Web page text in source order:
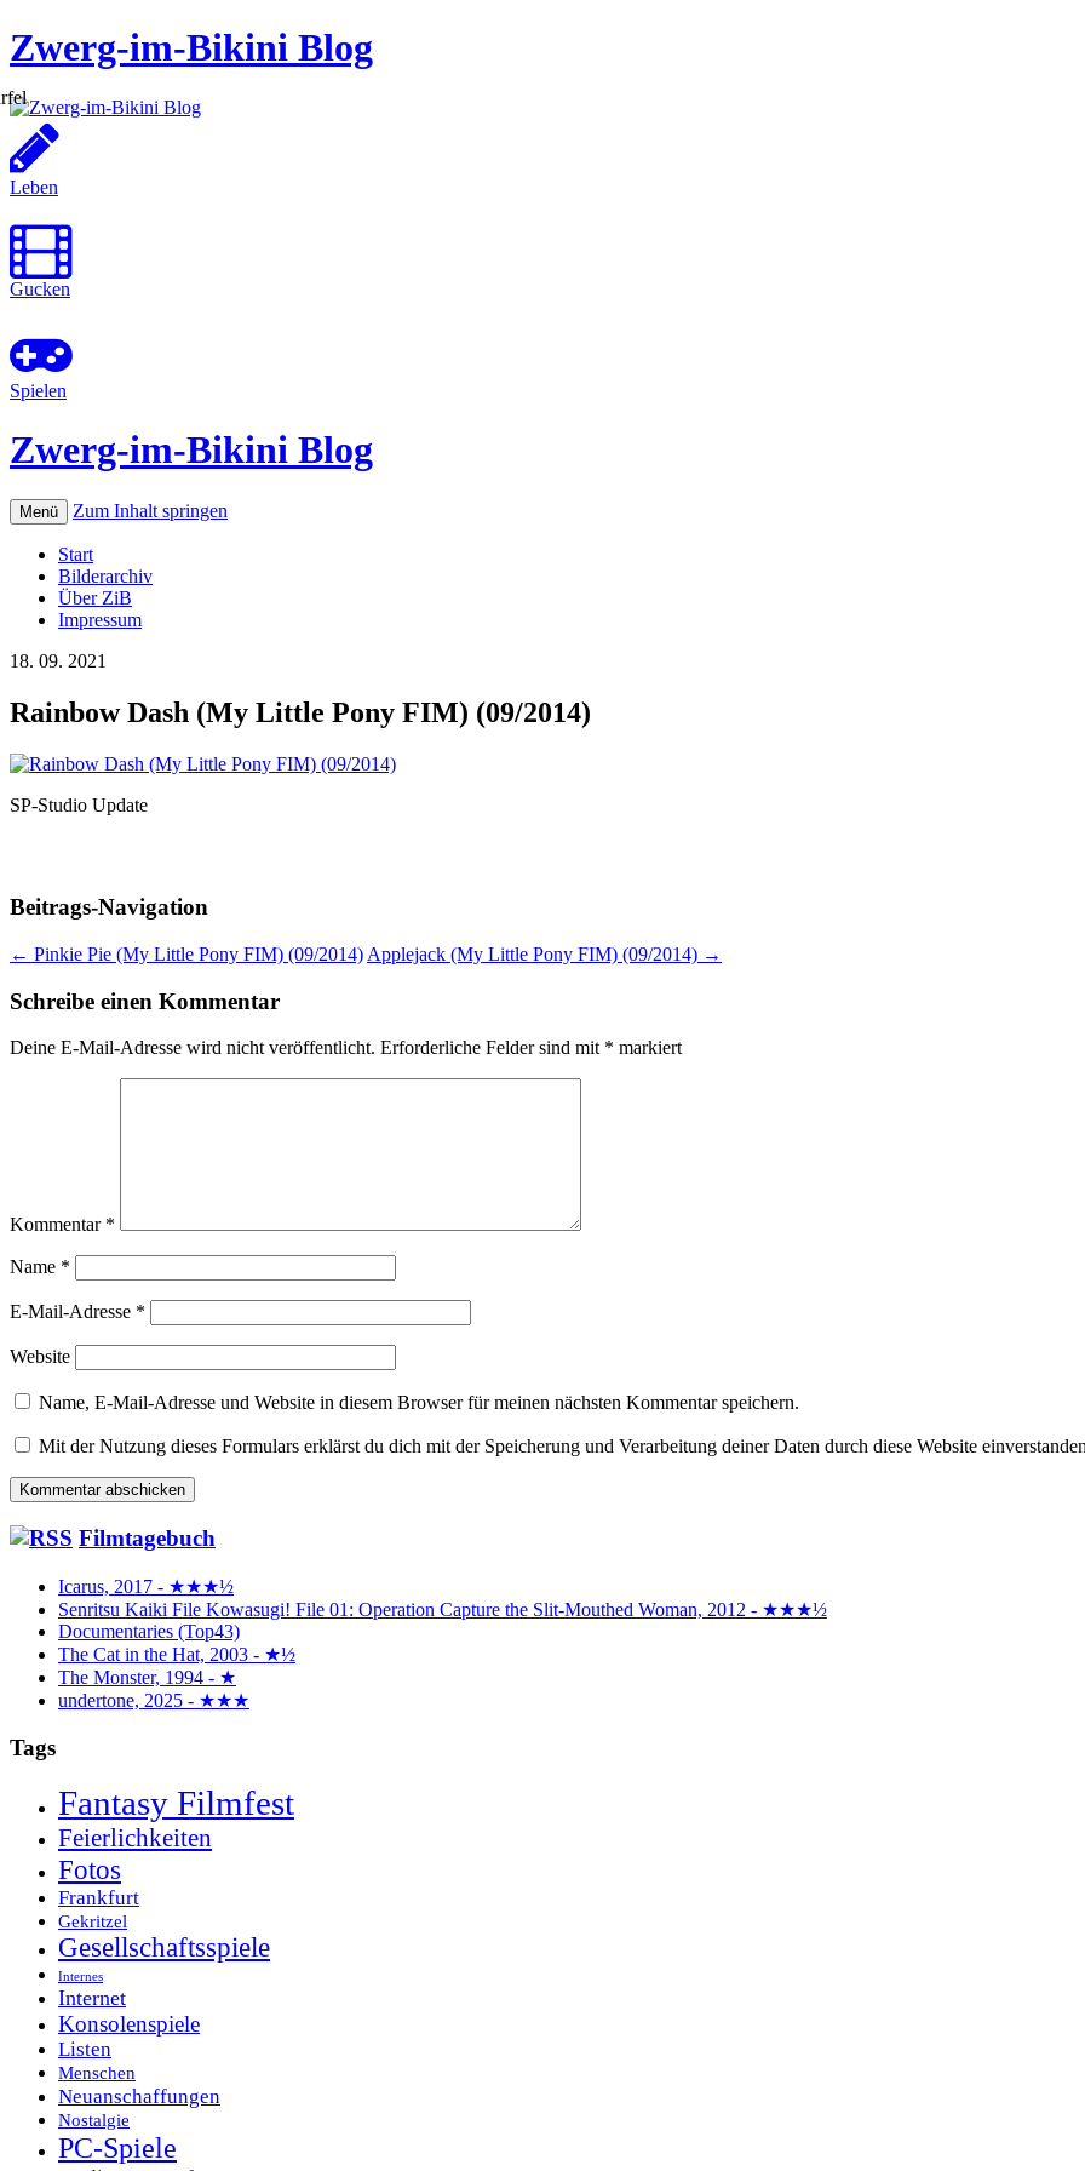
Zwerg-im-Bikini Blog
Leben
Gucken
Spielen
Zwerg-im-Bikini Blog
Menü Zum Inhalt springen
Start
Bilderarchiv
Über ZiB
Impressum
18. 09. 2021
Rainbow Dash (My Little Pony FIM) (09/2014)
SP-Studio Update
Beitrags-Navigation
← Pinkie Pie (My Little Pony FIM) (09/2014) Applejack (My Little Pony FIM) (09/2014) →
Schreibe einen Kommentar
Deine E-Mail-Adresse wird nicht veröffentlicht. Erforderliche Felder sind mit * markiert
Kommentar *
Name *
E-Mail-Adresse *
Website
Name, E-Mail-Adresse und Website in diesem Browser für meinen nächsten Kommentar speichern.
Mit der Nutzung dieses Formulars erklärst du dich mit der Speicherung und Verarbeitung deiner Daten durch diese Website
Filmtagebuch
Icarus, 2017 - ★★★½
Senritsu Kaiki File Kowasugi! File 01: Operation Capture the Slit-Mouthed Woman, 2012 - ★★★½
Documentaries (Top43)
The Cat in the Hat, 2003 - ★½
The Monster, 1994 - ★
undertone, 2025 - ★★★
Tags
Fantasy Filmfest
Feierlichkeiten
Fotos
Frankfurt
Gekritzel
Gesellschaftsspiele
Internes
Internet
Konsolenspiele
Listen
Menschen
Neuanschaffungen
Nostalgie
PC-Spiele